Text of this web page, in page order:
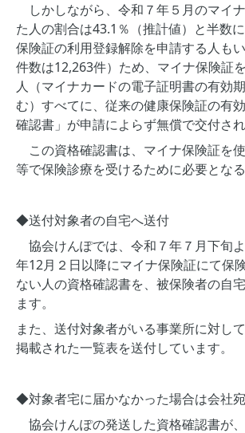
しかしながら、令和７年５月のマイ
た人の割合は43.1％（推計値）と半数
保険証の利用登録解除を申請する人も
件数は12,263件）ため、マイナ保険証
人（マイナカードの電子証明書の有効
む）すべてに、従来の健康保険証の有
確認書」が申請によらず無償で交付され
この資格確認書は、マイナ保険証を
等で保険診療を受けるために必要となる
◆送付対象者の自宅へ送付
協会けんぽでは、令和７年７月下旬
年12月２日以降にマイナ保険証にて保
ない人の資格確認書を、被保険者の自
ます。
また、送付対象者がいる事業所に対し
掲載された一覧表を送付しています。
◆対象者宅に届かなかった場合は会社
協会けんぽの発送した資格確認書が